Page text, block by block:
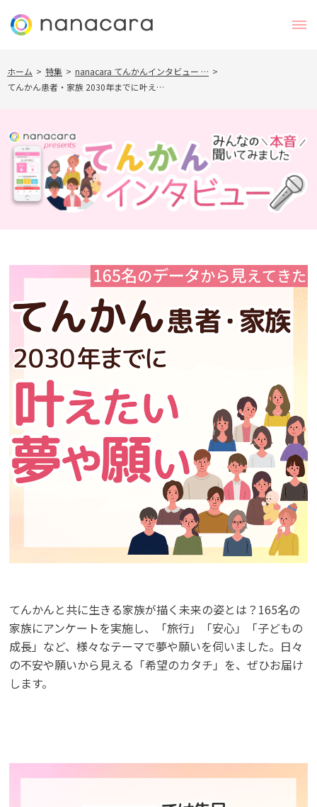
ホーム > 特集 > nanacara てんかんインタビュー … >
てんかん患者・家族 2030年までに叶え…
てんかんと共に生きる家族が描く未来の姿とは？165名の
家族にアンケートを実施し、「旅行」「安心」「子どもの
成長」など、様々なテーマで夢や願いを伺いました。日々
の不安や願いから見える「希望のカタチ」を、ぜひお届け
します。